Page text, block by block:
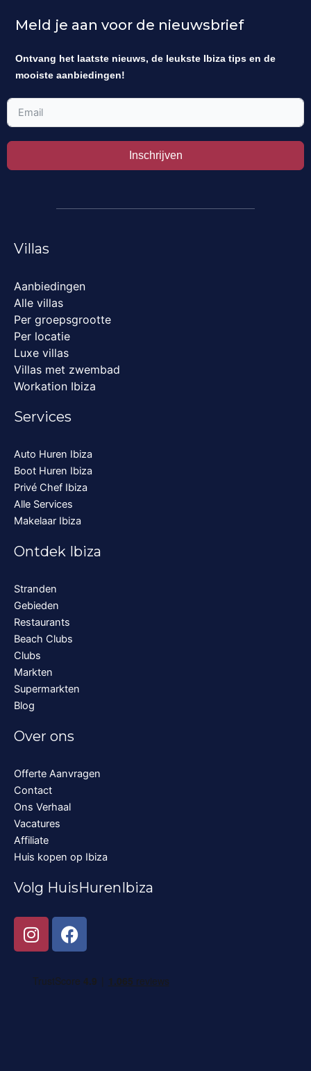
Meld je aan voor de nieuwsbrief
Ontvang het laatste nieuws, de leukste Ibiza tips en de
mooiste aanbiedingen!
Inschrijven
Villas
Aanbiedingen
Alle villas
Per groepsgrootte
Per locatie
Luxe villas
Villas met zwembad
Workation Ibiza
Services
Auto Huren Ibiza
Boot Huren Ibiza
Privé Chef Ibiza
Alle Services
Makelaar Ibiza
Ontdek Ibiza
Stranden
Gebieden
Restaurants
Beach Clubs
Clubs
Markten
Supermarkten
Blog
Over ons
Offerte Aanvragen
Contact
Ons Verhaal
Vacatures
Affiliate
Huis kopen op Ibiza
Volg HuisHurenIbiza
I
n
t
F
a
e